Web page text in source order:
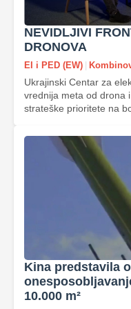
NEVIDLJIVI
DRONOVA
EI i PED (EW)
Ukrajinski Centar za
vrednija meta od drona
strateške prioritete na
Kina predstavila
10.000 m²